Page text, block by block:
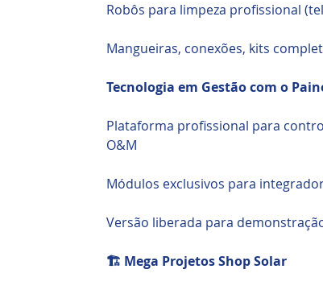
Robôs para limpeza profissional
Mangueiras, conexões, kits
Tecnologia em Gestão com o
Plataforma profissional para
O&M
Módulos exclusivos para
Versão liberada para
🏗️ Mega Projetos Shop Solar